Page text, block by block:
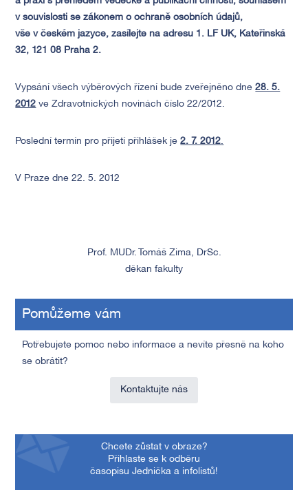
v souvislosti se zákonem o ochraně osobních údajů,
vše v českém jazyce, zasílejte na adresu 1. LF UK, Kateřinská
32, 121 08 Praha 2.
Vypsání všech výběrových řízení bude zveřejněno dne28. 5.
2012 ve Zdravotnických novinách číslo 22/2012.
Poslední termín pro přijetí přihlášek je2. 7. 2012.
V Praze dne 22. 5. 2012
Prof. MUDr. Tomáš Zima, DrSc.
děkan fakulty
Pomůžeme vám
Potřebujete pomoc nebo informace a nevíte přesně na koho
se obrátit?
Kontaktujte nás
Chcete zůstat v obraze?
Přihlaste se k odběru
časopisu Jednička a infolistů!